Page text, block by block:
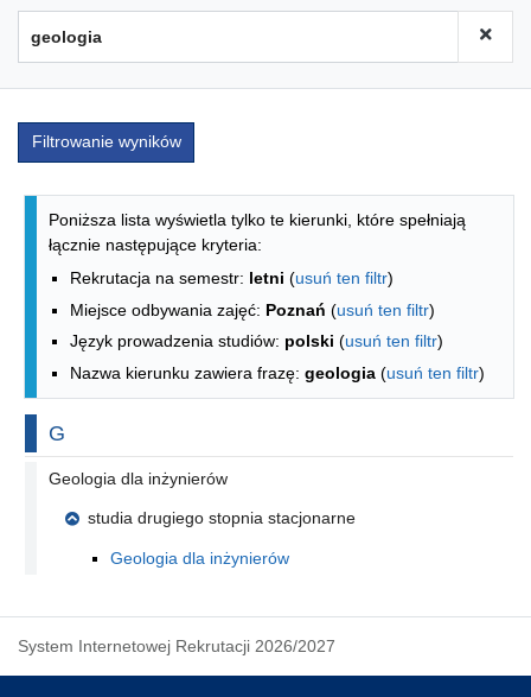
Filtrowanie wyników
Lista kierunków - indeks alfabetyczny
Poniższa lista wyświetla tylko te kierunki, które spełniają
łącznie następujące kryteria:
Rekrutacja na semestr: letni (usuń ten filtr)
Miejsce odbywania zajęć: Poznań (usuń ten filtr)
Język prowadzenia studiów: polski (usuń ten filtr)
Nazwa kierunku zawiera frazę: geologia (usuń ten filtr)
Na literę
G
Geologia dla inżynierów
studia drugiego stopnia stacjonarne
Geologia dla inżynierów
System Internetowej Rekrutacji 2026/2027